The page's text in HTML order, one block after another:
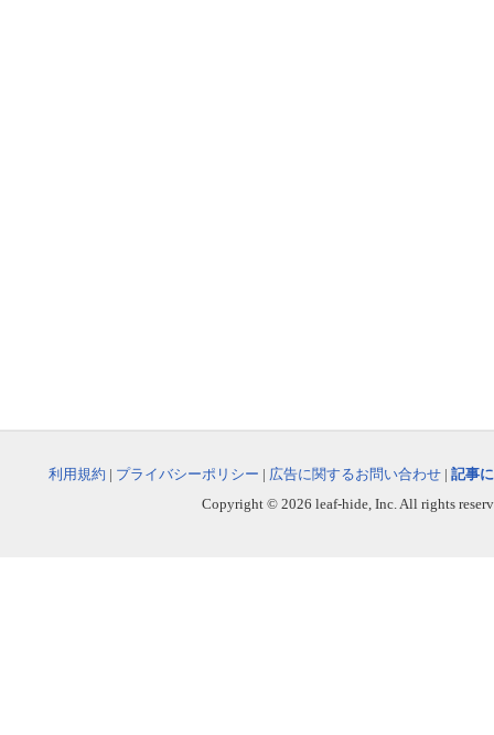
利用規約 | プライバシーポリシー | 広告に関するお問い合わせ | 記事
Copyright © 2026 leaf-hide, Inc. All rights